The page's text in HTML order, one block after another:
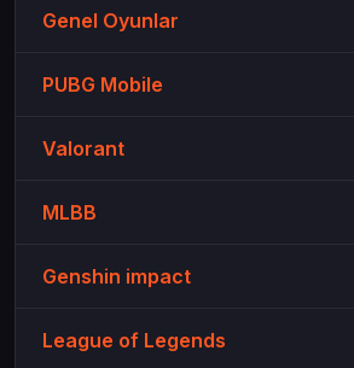
Genel Oyunlar
PUBG Mobile
Valorant
MLBB
Genshin impact
League of Legends